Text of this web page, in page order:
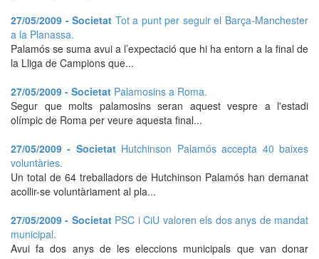
27/05/2009 - Societat Tot a punt per seguir el Barça-Manchester
a la Planassa.
Palamós se suma avui a l’expectació que hi ha entorn a la final de
la Lliga de Campions que...
27/05/2009 - Societat Palamosins a Roma.
Segur que molts palamosins seran aquest vespre a l'estadi
olímpic de Roma per veure aquesta final...
27/05/2009 - Societat Hutchinson Palamós accepta 40 baixes
voluntàries.
Un total de 64 treballadors de Hutchinson Palamós han demanat
acollir-se voluntàriament al pla...
27/05/2009 - Societat PSC i CiU valoren els dos anys de mandat
municipal.
Avui fa dos anys de les eleccions municipals que van donar